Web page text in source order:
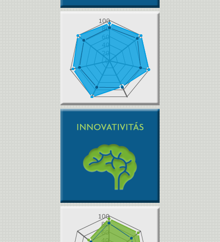
Pályaalkalmassági
villámértékelés
Idézd fel egy konkrét tanítási
órádat. Milyennek látod a tanóra
szakmaiságát a fenti
komponensek tekintetében?
(demo)
Pályaalkalmassági
villámértékelés